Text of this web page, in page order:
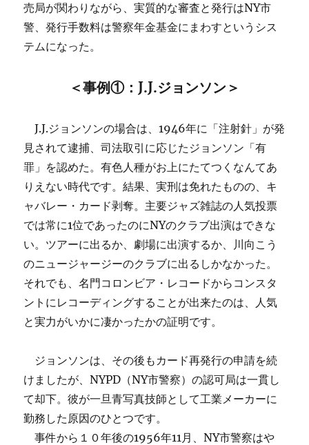
売局が関わりながら、実質的な審査と発行はNY市
警、発行手数料は警察年金基金にまわすというシス
テムになった。
＜事例①：J.J.ジョンソン＞
J.J.ジョンソンの場合は、1946年に「注射針」が発
見されて逮捕、司法取引に応じたジョンソン「有
罪」を認めた。有色人種がお上にたてつくなんてあ
りえない時代です。結果、実刑は免れたものの、キ
ャバレー・カード剥奪。主要ジャズ雑誌の人気投票
では常に1位であったのにNYのクラブ出演はできな
い。ツアーに出るか、劇場に出演するか、川向こう
のニュージャージーのクラブに出るしかなかった。
それでも、名門コロンビア・レコードからコンスタ
ントにレコーディングすることが出来たのは、人気
と実力がいかに凄かったかの証明です。
ジョンソンは、その後もカード再発行の申請を続
けましたが、NYPD（NY市警察）の認可局は一貫し
て却下。彼が一旦青写真技師として工業メーカーに
勤務した原因のひとつです。
事件から１０年後の1956年11月、NY市警察はや